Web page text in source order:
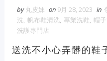
by 丸皮妹 on 9月 28, 2023 in
洗, 帆布鞋清洗, 專業洗鞋, 帽
洗護專門店
送洗不小心弄髒的鞋